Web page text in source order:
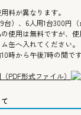
料が異なります。
）、6人用1台300円（
使用は無料ですが、
缶へ入れてください。
時から午後7時の間です
PDF形式ファイル）